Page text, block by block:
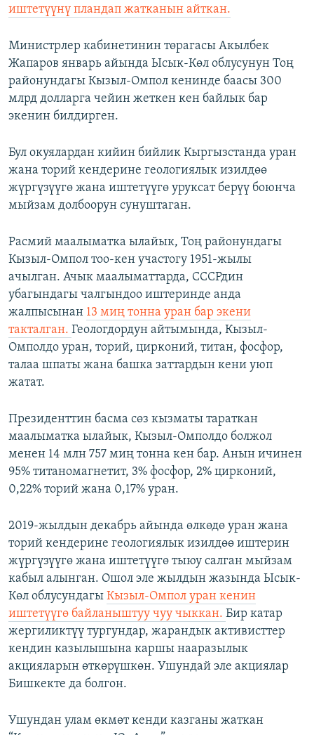
иштетүүнү пландап жатканын айткан.
Министрлер кабинетинин төрагасы Акылбек
Жапаров январь айында Ысык-Көл облусунун Тоң
районундагы Кызыл-Омпол кенинде баасы 300
млрд долларга чейин жеткен кен байлык бар
экенин билдирген.
Бул окуялардан кийин бийлик Кыргызстанда уран
жана торий кендерине геологиялык изилдөө
жүргүзүүгө жана иштетүүгө уруксат берүү боюнча
мыйзам долбоорун сунуштаган.
Расмий маалыматка ылайык, Тоң районундагы
Кызыл-Омпол тоо-кен участогу 1951-жылы
ачылган. Ачык маалыматтарда, СССРдин
убагындагы чалгындоо иштеринде анда
жалпысынан 13 миң тонна уран бар экени
такталган. Геологдордун айтымында, Кызыл-
Омполдо уран, торий, цирконий, титан, фосфор,
талаа шпаты жана башка заттардын кени уюп
жатат.
Президенттин басма сөз кызматы тараткан
маалыматка ылайык, Кызыл-Омполдо болжол
менен 14 млн 757 миң тонна кен бар. Анын ичинен
95% титаномагнетит, 3% фосфор, 2% цирконий,
0,22% торий жана 0,17% уран.
2019-жылдын декабрь айында өлкөдө уран жана
торий кендерине геологиялык изилдөө иштерин
жүргүзүүгө жана иштетүүгө тыюу салган мыйзам
кабыл алынган. Ошол эле жылдын жазында Ысык-
Көл облусундагы Кызыл-Омпол уран кенин
иштетүүгө байланыштуу чуу чыккан. Бир катар
жергиликтүү тургундар, жарандык активисттер
кендин казылышына каршы нааразылык
акцияларын өткөрүшкөн. Ушундай эле акциялар
Бишкекте да болгон.
Ушундан улам өкмөт кенди казганы жаткан